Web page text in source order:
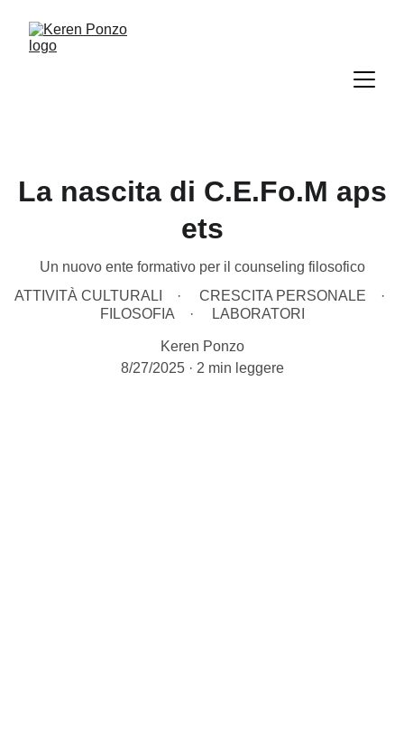
La nascita di C.E.Fo.M aps
ets
Un nuovo ente formativo per il counseling filosofico
ATTIVITÀ CULTURALI
CRESCITA PERSONALE
FILOSOFIA
LABORATORI
Keren Ponzo
8/27/2025
2 min leggere